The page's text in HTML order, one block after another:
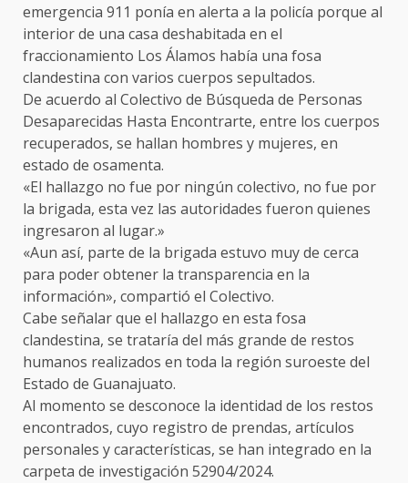
emergencia 911 ponía en alerta a la policía porque al
interior de una casa deshabitada en el
fraccionamiento Los Álamos había una fosa
clandestina con varios cuerpos sepultados.
De acuerdo al Colectivo de Búsqueda de Personas
Desaparecidas Hasta Encontrarte, entre los cuerpos
recuperados, se hallan hombres y mujeres, en
estado de osamenta.
«El hallazgo no fue por ningún colectivo, no fue por
la brigada, esta vez las autoridades fueron quienes
ingresaron al lugar.»
«Aun así, parte de la brigada estuvo muy de cerca
para poder obtener la transparencia en la
información», compartió el Colectivo.
Cabe señalar que el hallazgo en esta fosa
clandestina, se trataría del más grande de restos
humanos realizados en toda la región suroeste del
Estado de Guanajuato.
Al momento se desconoce la identidad de los restos
encontrados, cuyo registro de prendas, artículos
personales y características, se han integrado en la
carpeta de investigación 52904/2024.